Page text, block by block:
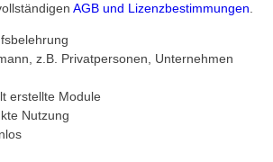
AGB und Lizenzbestimmungen.
z.B. Privatpersonen, Unternehmen
erstellte Module
Nutzung